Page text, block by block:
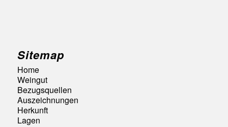
Sitemap
Home
Weingut
Bezugsquellen
Auszeichnungen
Herkunft
Lagen